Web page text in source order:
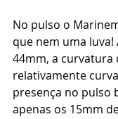
No pulso o
que nem uma
44mm, a curvatura
relativamente
presença no pulso
apenas os 15mm